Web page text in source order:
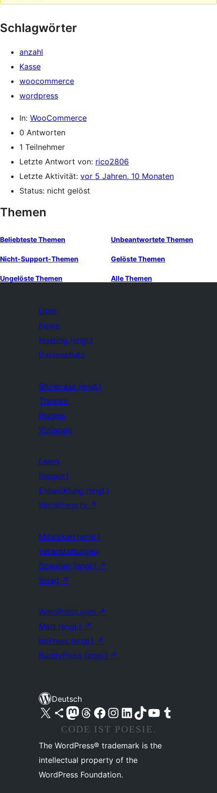
Schlagwörter
anzahl
Kasse
woocommerce
wordpress
In: WooCommerce
0 Antworten
1 Teilnehmer
Letzte Antwort von: rico2806
Letzte Aktivität: vor 5 Jahren, 10 Monaten
Status: nicht gelöst
Themen
Beliebteste Themen Unbeantwortete Themen
Nicht-Support-Themen Gelöste Themen
Ungelöste Themen Alle Themen
Über
News
Hosting (engl.)
Datenschutz
Showcase (engl.)
Themes
Plugins
Vorlagen
Learn
Support
Entwicklung (engl.)
WordPress.tv ↗
Mitwirken (engl.)
Veranstaltungen
Spenden (engl.) ↗
Swag ↗
WordPress.com ↗
Matt (engl.) ↗
bbPress (engl.) ↗
BuddyPress (engl.) ↗
Deutsch
Unser X-Konto (früher Twitter) besuchen
Unser Bluesky-Konto besuchen
Unser Mastodon-Konto besuchen
Unser Threads-Konto besuchen
Unsere Facebook-Seite besuchen
Unser Instagram-Konto besuchen
Unser LinkedIn-Konto besuchen
Unser TikTok-Konto besuchen
Unseren YouTube-Kanal besuchen
Unser Tumblr-Konto besuchen
CODE IST POESIE.
The WordPress® trademark is the
intellectual property of the
WordPress Foundation.